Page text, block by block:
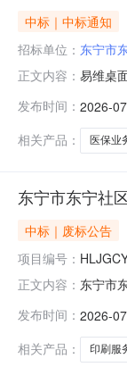
中标｜中标通知
招标单位： 东宁市
正文内容： 易维桌
发布时间： 2026-
相关产品：
医保业
东宁市东宁社
中标｜废标公告
项目编号：
正文内容： 东宁市
采购结
发布时间： 2026-
相关产品：
印刷服